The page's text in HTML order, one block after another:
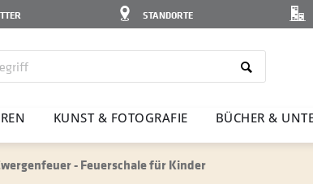
STANDORTE
KUNST & FOTO­GRAFIE BÜCHER &
- Feuerschale für Kinder